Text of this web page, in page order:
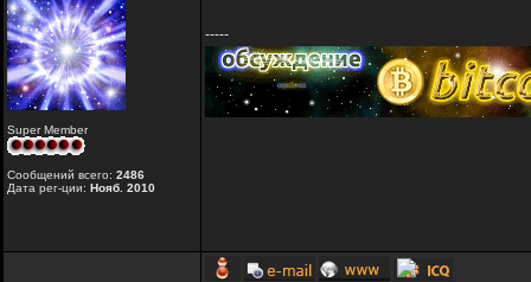
Super Member
Сообщений всего: 2486
Дата рег-ции: Нояб. 2010
-----